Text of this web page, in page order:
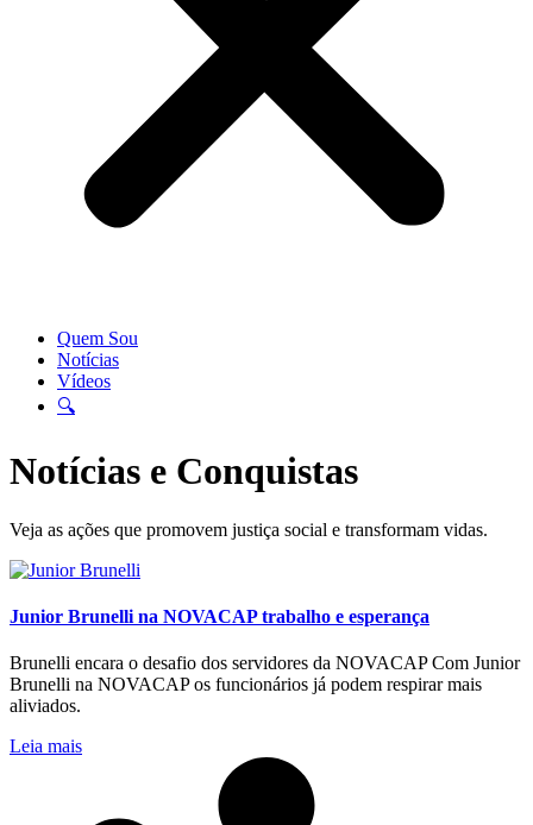
Quem Sou
Notícias
Vídeos
🔍
Notícias e Conquistas
Veja as ações que promovem justiça social e transformam vidas.
Junior Brunelli na NOVACAP trabalho e esperança
Brunelli encara o desafio dos servidores da NOVACAP Com Junior
Brunelli na NOVACAP os funcionários já podem respirar mais
aliviados.
Leia mais